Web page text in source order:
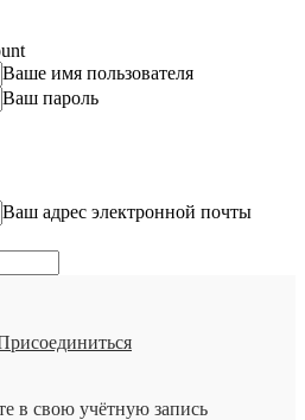
Ваше имя пользователя
Ваш пароль
Ваш адрес электронной почты
в свою учётную запись